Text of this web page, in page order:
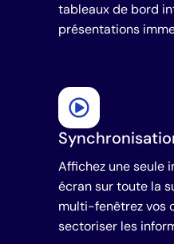
tableaux de bord
présentations
Affichez une seule
écran sur toute la
multi-fenêtrez vos
sectoriser les